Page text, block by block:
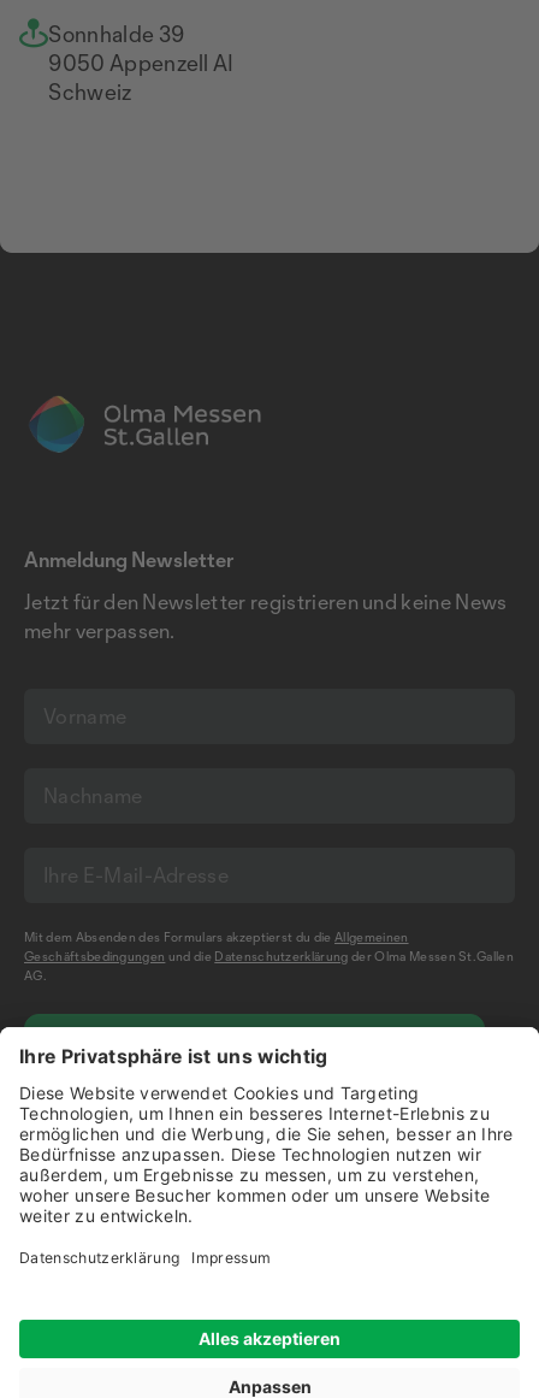
Sonnhalde 39
9050 Appenzell AI
Schweiz
Anmeldung Newsletter
Jetzt für den Newsletter registrieren und keine News
mehr verpassen.
Mit dem Absenden des Formulars akzeptierst du dieAllgemeinen
Geschäftsbedingungen und die Datenschutzerklärung der Olma Messen St.Gallen
AG.
Impressum Disclaimer Datenschutz